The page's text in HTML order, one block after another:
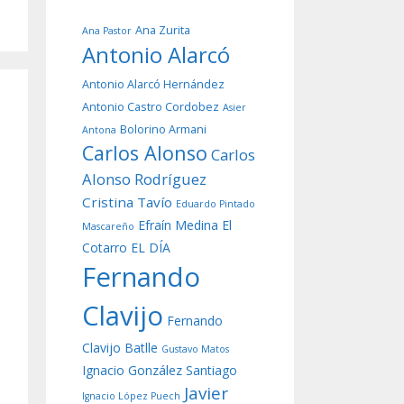
Ana Pastor Ana Zurita
Antonio Alarcó
Antonio Alarcó Hernández
Antonio Castro Cordobez Asier
Antona Bolorino Armani
Carlos Alonso Carlos
Alonso Rodríguez
Cristina Tavío Eduardo Pintado
Mascareño Efraín Medina El
Cotarro EL DÍA
Fernando
Clavijo Fernando
Clavijo Batlle Gustavo Matos
Ignacio González Santiago
Ignacio López Puech Javier